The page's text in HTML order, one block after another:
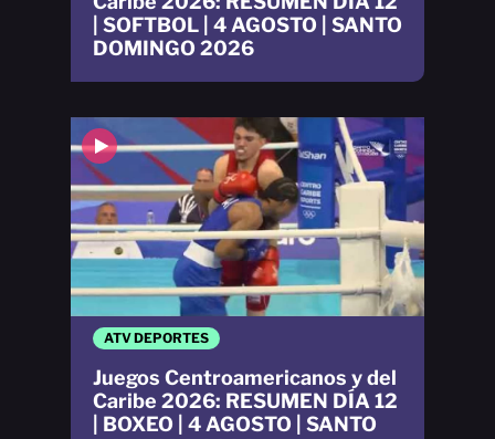
ATV DEPORTES
Juegos Centroamericanos y del
Caribe 2026: RESUMEN DÍA 12
| BOXEO | 4 AGOSTO | SANTO
| SOFTBOL | 4 AGOSTO | SANTO
DOMINGO 2026